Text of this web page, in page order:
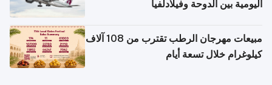
اليومية بين الدوحة وفيلادلفيا
مبيعات مهرجان الرطب تقترب من 108 آلاف
كيلوغرام خلال تسعة أيام